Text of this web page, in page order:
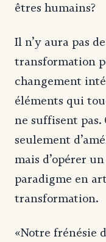
êtres humains?
Il n’y aura pas
transformation
changement
éléments qui
ne suffisent pas.
seulement
mais d’opérer
paradigme en
transformation.
«Notre frénésie